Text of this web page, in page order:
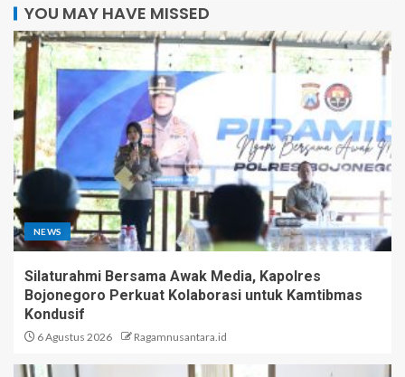
YOU MAY HAVE MISSED
NEWS
Silaturahmi Bersama Awak Media, Kapolres
Bojonegoro Perkuat Kolaborasi untuk Kamtibmas
Kondusif
6 Agustus 2026 Ragamnusantara.id